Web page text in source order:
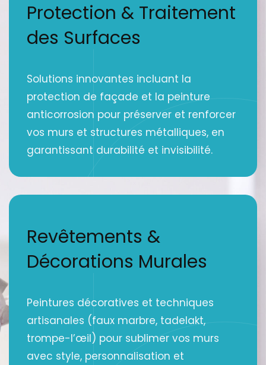
Protection & Traitement
des Surfaces
Solutions innovantes incluant la
protection de façade et la peinture
anticorrosion pour préserver et renforcer
vos murs et structures métalliques, en
garantissant durabilité et invisibilité.
Revêtements &
Décorations Murales
Peintures décoratives et techniques
artisanales (faux marbre, tadelakt,
trompe-l’œil) pour sublimer vos murs
avec style, personnalisation et